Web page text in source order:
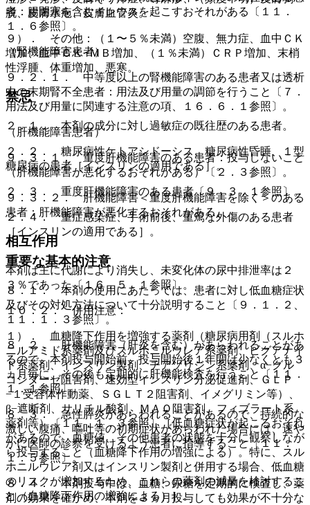
者：腸閉塞を含むイレウスを起こすおそれがある〔１１．
１．６参照〕。
（腎機能障害患者）
９．２．１． 中等度以上の腎機能障害のある患者又は透析
中の末期腎不全患者：用法及び用量の調節を行うこと〔７．
用法及び用量に関連する注意の項、１６．６．１参照〕。
（肝機能障害患者）
９．３．１． 重度肝機能障害のある患者：投与しないこと
（肝機能障害が悪化するおそれがある）〔２．３参照〕。
９．３．２． 肝機能障害＜重度肝機能障害を除く＞のある
患者：肝機能障害が悪化するおそれがある。
相互作用
本剤は主に代謝により消失し、未変化体の尿中排泄率は２
３％であった〔１６．５．１参照〕。
１０．２． 併用注意：
１）． 血糖降下作用を増強する薬剤（糖尿病用剤（スルホ
ニルアミド系薬剤及びスルホニルウレア系薬剤、ビグアナイ
ド系薬剤、インスリン製剤、チアゾリジン系薬剤、α−グル
コシダーゼ阻害剤、速効型インスリン分泌促進剤、ＧＬＰ
−１受容体作動薬、ＳＧＬＴ２阻害剤、イメグリミン等）、
β−遮断剤、サリチル酸剤、ＭＡＯ阻害剤、フィブラート系
薬剤等）〔１１．１．３参照〕［低血糖症状が起こるおそれ
があるので、血糖値、その他患者の状態を十分に観察しなが
ら投与すること（血糖降下作用の増強による）。特に、スル
ホニルウレア剤又はインスリン製剤と併用する場合、低血糖
のリスクが増加するため、これらの薬剤の減量を検討するこ
と（血糖降下作用の増強による）］。
脱、皮膚水疱、皮膚血管炎。
９）． その他：（１〜５％未満）空腹、無力症、血中ＣＫ
増加、血中ＣＫ−ＭＢ増加、（１％未満）ＣＲＰ増加、末梢
性浮腫、体重増加、悪寒。
禁忌
２．１． 本剤の成分に対し過敏症の既往歴のある患者。
２．２． 糖尿病性ケトアシドーシス、糖尿病性昏睡、１型
糖尿病の患者［インスリンの適用である］。
２．３． 重度肝機能障害のある患者〔９．３．１参照〕。
２．４． 重症感染症、手術前後、重篤な外傷のある患者
［インスリンの適用である］。
重要な基本的注意
８．１． 本剤の使用にあたっては、患者に対し低血糖症状
及びその対処方法について十分説明すること〔９．１．２、
１１．１．３参照〕。
８．２． 肝機能障害（肝炎を含む）があらわれることがあ
るので、本剤投与開始前、投与開始後１年間は少なくとも３
ヵ月毎に、その後も定期的に肝機能検査を行うこと〔１１．
１．１参照〕。
８．３． 急性膵炎があらわれることがあるので、持続的な
激しい腹痛、嘔吐等の初期症状があらわれた場合には、速や
かに医師の診察を受けるよう患者に指導すること〔１１．
１．５参照〕。
８．４． 本剤投与中は、血糖、尿糖を定期的に検査し、薬
剤の効果を確かめ、本剤を３ヵ月投与しても効果が不十分な